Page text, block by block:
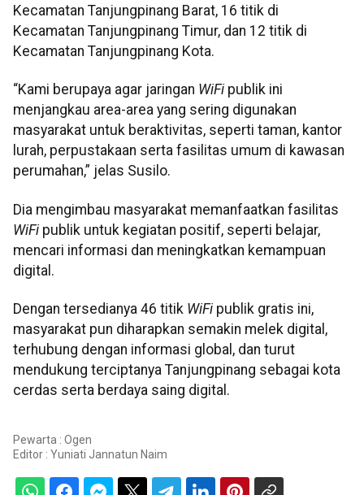
Kecamatan Tanjungpinang Barat, 16 titik di
Kecamatan Tanjungpinang Timur, dan 12 titik di
Kecamatan Tanjungpinang Kota.
“Kami berupaya agar jaringan WiFi publik ini
menjangkau area-area yang sering digunakan
masyarakat untuk beraktivitas, seperti taman, kantor
lurah, perpustakaan serta fasilitas umum di kawasan
perumahan,” jelas Susilo.
Dia mengimbau masyarakat memanfaatkan fasilitas
WiFi publik untuk kegiatan positif, seperti belajar,
mencari informasi dan meningkatkan kemampuan
digital.
Dengan tersedianya 46 titik WiFi publik gratis ini,
masyarakat pun diharapkan semakin melek digital,
terhubung dengan informasi global, dan turut
mendukung terciptanya Tanjungpinang sebagai kota
cerdas serta berdaya saing digital.
Pewarta : Ogen
Editor : Yuniati Jannatun Naim